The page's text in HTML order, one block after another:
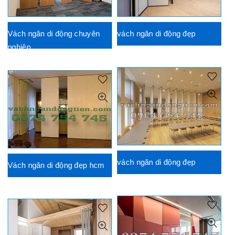
Vách ngăn di động chuyên
nghiệp
vách ngăn di động đẹp
vách ngăn di động đẹp
Vách ngăn di động đẹp hcm